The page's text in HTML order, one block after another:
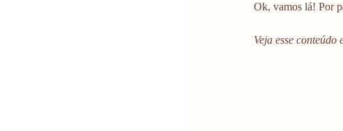
Ok, vamos lá! Por
Veja esse conteúdo